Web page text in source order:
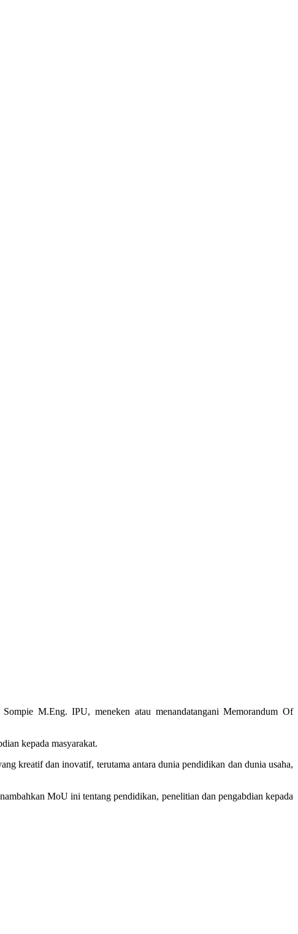
M.Eng. IPU, meneken atau menandatangani Memorandum Of
kepada masyarakat.
kreatif dan inovatif, terutama antara dunia pendidikan dan dunia usaha,
MoU ini tentang pendidikan, penelitian dan pengabdian kepada